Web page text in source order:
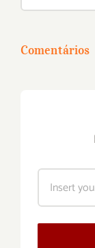
Comentários